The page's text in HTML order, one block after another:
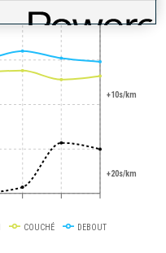
+10s/km
+20s/km
COUCHÉ DEBOUT